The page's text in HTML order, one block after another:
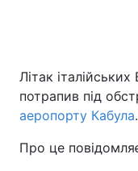
Головна
Україна
Економіка
Літак
потрапив під
аеропорту Кабула.
Про це